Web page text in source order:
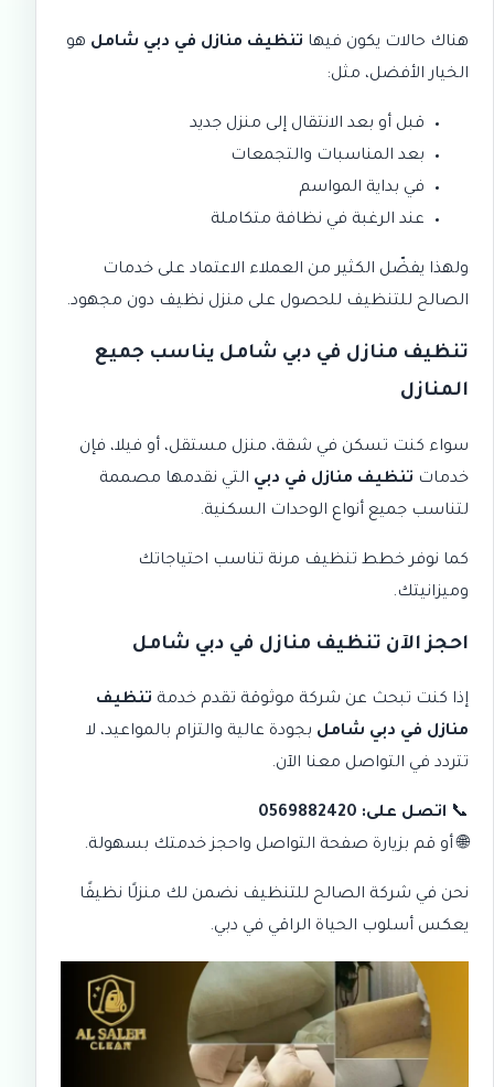
هناك حالات يكون فيها تنظيف منازل في دبي شامل هو
الخيار الأفضل، مثل:
قبل أو بعد الانتقال إلى منزل جديد
بعد المناسبات والتجمعات
في بداية المواسم
عند الرغبة في نظافة متكاملة
ولهذا يفضّل الكثير من العملاء الاعتماد على خدمات
الصالح للتنظيف للحصول على منزل نظيف دون مجهود.
تنظيف منازل في دبي شامل يناسب جميع
المنازل
سواء كنت تسكن في شقة، منزل مستقل، أو فيلا، فإن
خدمات تنظيف منازل في دبي التي نقدمها مصممة
لتناسب جميع أنواع الوحدات السكنية.
كما نوفر خطط تنظيف مرنة تناسب احتياجاتك
وميزانيتك.
احجز الآن تنظيف منازل في دبي شامل
إذا كنت تبحث عن شركة موثوقة تقدم خدمة تنظيف
منازل في دبي شامل بجودة عالية والتزام بالمواعيد، لا
تتردد في التواصل معنا الآن.
📞 اتصل على: 0569882420
🌐 أو قم بزيارة صفحة التواصل واحجز خدمتك بسهولة.
نحن في شركة الصالح للتنظيف نضمن لك منزلًا نظيفًا
يعكس أسلوب الحياة الراقي في دبي.